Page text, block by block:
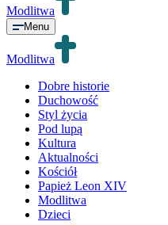
Modlitwa
Menu
Modlitwa
Dobre historie
Duchowość
Styl życia
Pod lupą
Kultura
Aktualności
Kościół
Papież Leon XIV
Modlitwa
Dzieci